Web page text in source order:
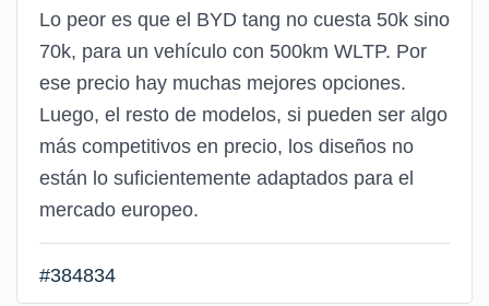
Lo peor es que el BYD tang no cuesta 50k sino
70k, para un vehículo con 500km WLTP. Por
ese precio hay muchas mejores opciones.
Luego, el resto de modelos, si pueden ser algo
más competitivos en precio, los diseños no
están lo suficientemente adaptados para el
mercado europeo.
#384834